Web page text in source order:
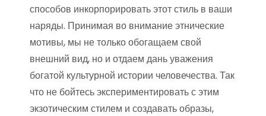
способов инкорпорировать этот стиль в ваши
наряды. Принимая во внимание этнические
мотивы, мы не только обогащаем свой
внешний вид, но и отдаем дань уважения
богатой культурной истории человечества. Так
что не бойтесь экспериментировать с этим
экзотическим стилем и создавать образы,